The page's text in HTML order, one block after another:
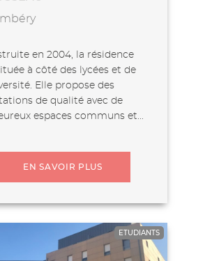
en 2004, la résidence
à côté des lycées et de
Elle propose des
de qualité avec de
espaces communs et...
EN SAVOIR PLUS
ETUDIANTS